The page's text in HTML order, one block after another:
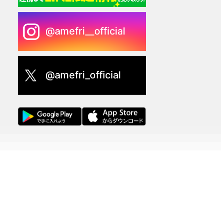
@amefri__official
@amefri_official